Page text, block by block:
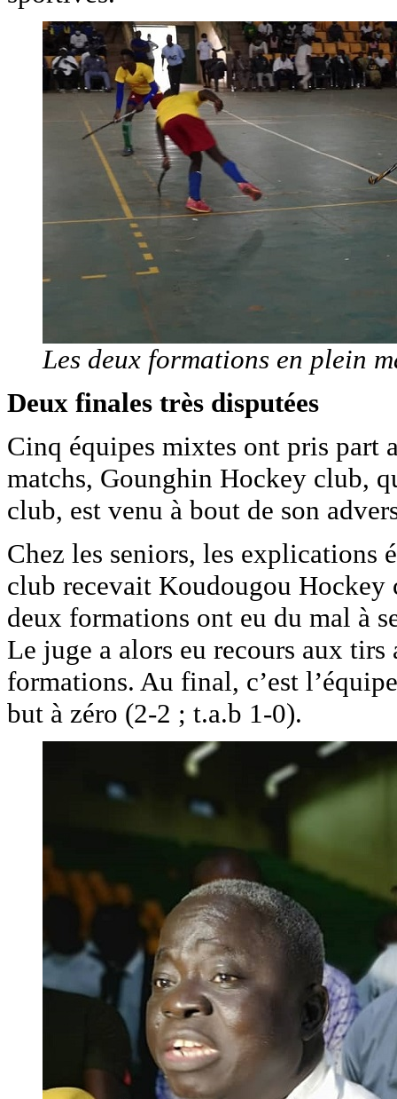
Les deux formations en plein
Deux finales très disputées
Cinq équipes mixtes ont pris part
matchs, Gounghin Hockey club,
club, est venu à bout de son
Chez les seniors, les
club recevait Koudougou
deux formations ont eu du mal à
Le juge a alors eu recours aux
formations. Au final, c’est
but à zéro (2-2 ; t.a.b 1-0).